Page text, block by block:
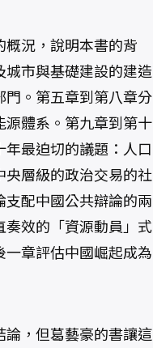
概況，說明本書的背
市與基礎建設的建造
。第五章到第八章分
體系。第九章到第十
最迫切的議題：人口
層級的政治交易的社
配中國公共辯論的兩
效的「資源動員」式
章評估中國崛起成為
，但葛藝豪的書讓這